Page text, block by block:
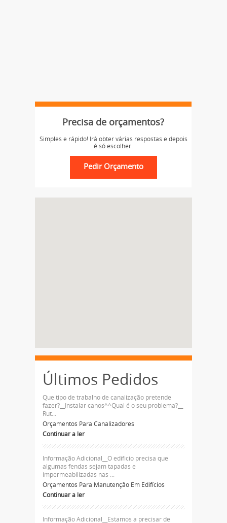
Precisa de orçamentos?
Simples e rápido! Irá obter várias respostas e depois
é só escolher.
Últimos Pedidos
Que tipo de trabalho de canalização pretende
fazer?__Instalar canos^^Qual é o seu problema?__
Rut...
Orçamentos Para Canalizadores
Continuar a ler
Informação Adicional__O edificio precisa que
algumas fendas sejam tapadas e
impermeabilizadas nas ...
Orçamentos Para Manutenção Em Edifícios
Continuar a ler
Informação Adicional__Estamos a precisar de